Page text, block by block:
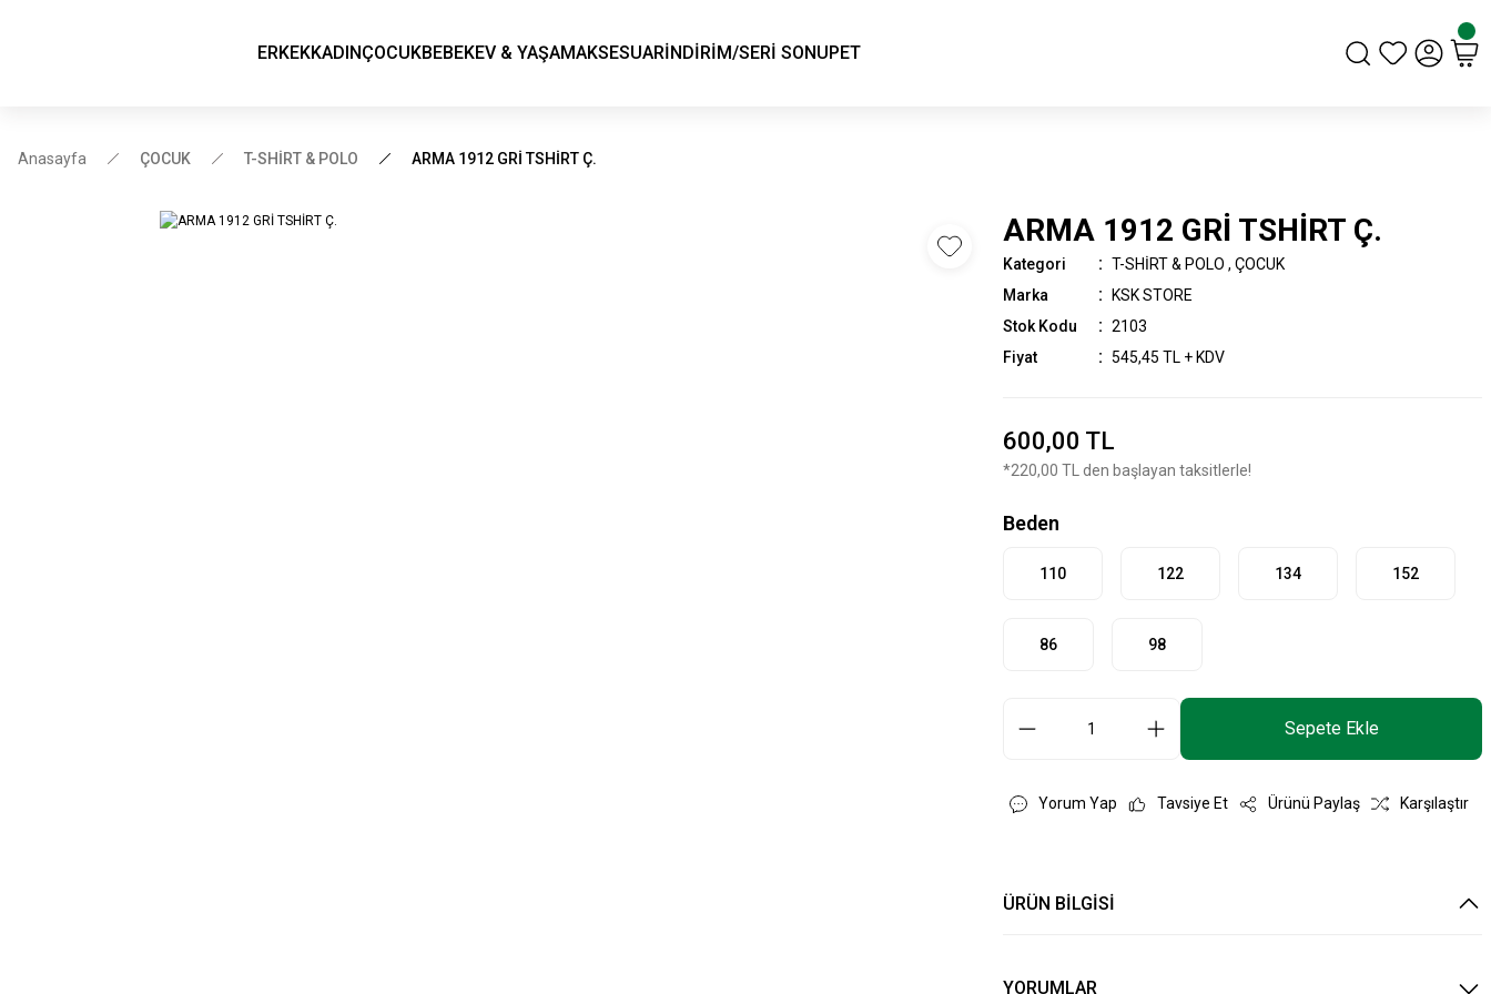
ERKEKKADINÇOCUKBEBEKEV & YAŞAMAKSESUARİNDİRİM/SERİ SONUPET
Anasayfa ÇOCUK T-SHİRT & POLO ARMA 1912 GRİ TSHİRT Ç.
ARMA 1912 GRİ TSHİRT Ç.
Kategori T-SHİRT & POLO ,ÇOCUK
Marka
KSK STORE
Stok Kodu
2103
Fiyat
545,45 TL + KDV
600,00 TL
*220,00 TL den başlayan taksitlerle!
Beden
110 122 134 152
86 98
Sepete Ekle
Yorum Yap Tavsiye Et Ürünü Paylaş Karşılaştır
ÜRÜN BİLGİSİ
YORUMLAR